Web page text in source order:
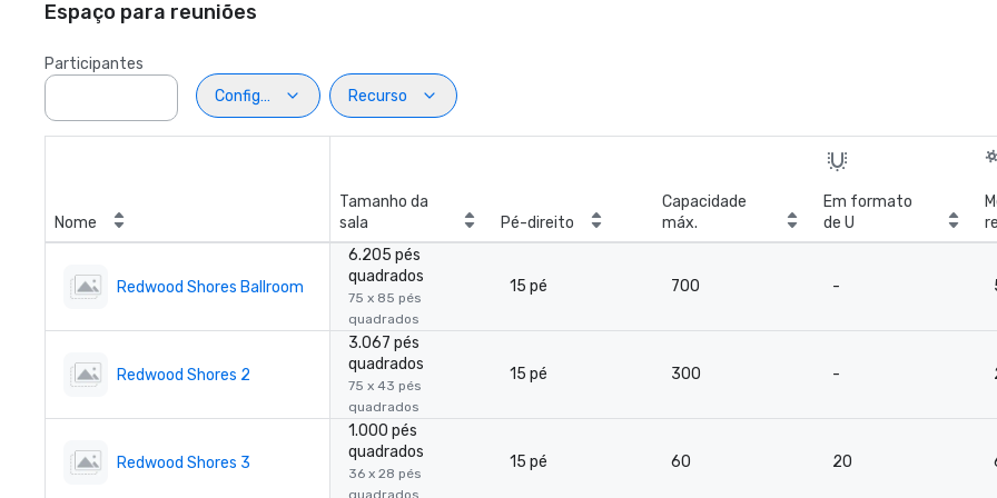
Espaço para reuniões
Participantes
Configuração
Recurso
Nome
Tamanho da
sala
Pé-direito
Capacidade
máx.
Em formato
de U
Redwood Shores Ballroom
6.205 pés
quadrados
75 x 85 pés
quadrados
15 pé 700 -
Redwood Shores 2
3.067 pés
quadrados
75 x 43 pés
quadrados
15 pé 300 -
Redwood Shores 3
1.000 pés
quadrados
36 x 28 pés
quadrados
15 pé 60 20